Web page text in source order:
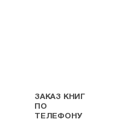
ЗАКАЗ КНИГ
ПО
ТЕЛЕФОНУ